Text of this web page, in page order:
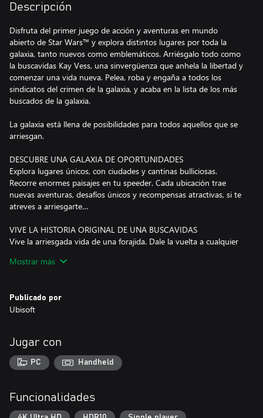
Descripción
Disfruta del primer juego de acción y aventuras en mundo
abierto de Star Wars™ y explora distintos lugares por toda la
galaxia, tanto nuevos como emblemáticos. Arriésgalo todo como
la buscavidas Kay Vess, una sinvergüenza que anhela la libertad y
comenzar una vida nueva. Pelea, roba y engaña a todos los
sindicatos del crimen de la galaxia, y acaba en la lista de los más
buscados de la galaxia.
La galaxia está llena de posibilidades para todos aquellos que se
arriesgan.
DESCUBRE UNA GALAXIA DE OPORTUNIDADES
Explora lugares únicos, con ciudades y cantinas bulliciosas.
Recorre enormes paisajes en tu speeder. Cada ubicación trae
nuevas aventuras, desafíos únicos y recompensas atractivas, si te
atreves a arriesgarte…
VIVE LA HISTORIA ORIGINAL DE UNA BUSCAVIDAS
Vive la arriesgada vida de una forajida. Dale la vuelta a cualquier
enemigos con sigilo y artilugios o encuentra el momento
EMBÁRCATE EN MISIONES ARRIESGADAS
Embárcate en misiones arriesgadas de los sindicatos del crimen
enemigos jugando como una de las forajidas más buscadas de la
galaxia. Todas las elecciones que tomes influirán en tu reputación.
Pilota tu nave, la Cazaestelas, en emocionantes combates
Mostrar más
Publicado por
Ubisoft
Jugar con
PC Handheld
Funcionalidades